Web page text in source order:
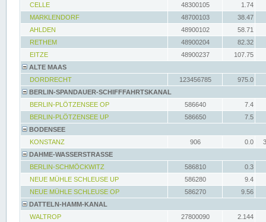
CELLE
48300105
1.74
MARKLENDORF
48700103
38.47
AHLDEN
48900102
58.71
RETHEM
48900204
82.32
EITZE
48900237
107.75
ALTE MAAS
DORDRECHT
123456785
975.0
BERLIN-SPANDAUER-SCHIFFFAHRTSKANAL
BERLIN-PLÖTZENSEE OP
586640
7.4
BERLIN-PLÖTZENSEE UP
586650
7.5
BODENSEE
KONSTANZ
906 0.0
DAHME-WASSERSTRASSE
BERLIN-SCHMÖCKWITZ
586810
0.3
NEUE MÜHLE SCHLEUSE UP
586280
9.4
NEUE MÜHLE SCHLEUSE OP
586270
9.56
DATTELN-HAMM-KANAL
WALTROP
27800090
2.144